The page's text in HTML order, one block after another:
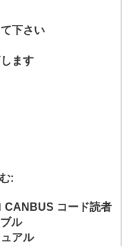
下さい
ます
:
CANBUS コード読者
ル
アル